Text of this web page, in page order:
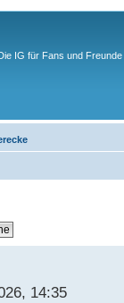
IG für Fans und
14:35